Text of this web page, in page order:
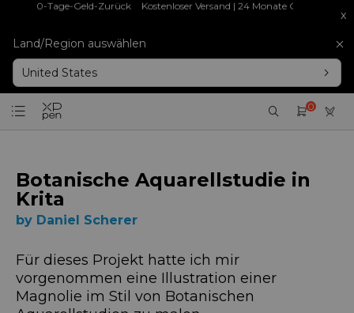
Tage-Geld-Zurück Kostenloser Versand | 24 Monate Garantie | 30-
x
Land/Region auswählen
United States
0
Botanische Aquarellstudie in
Krita
by Daniel Scherer
Für dieses Projekt hatte ich mir
vorgenommen eine Illustration einer
Magnolie im Stil von Botanischen